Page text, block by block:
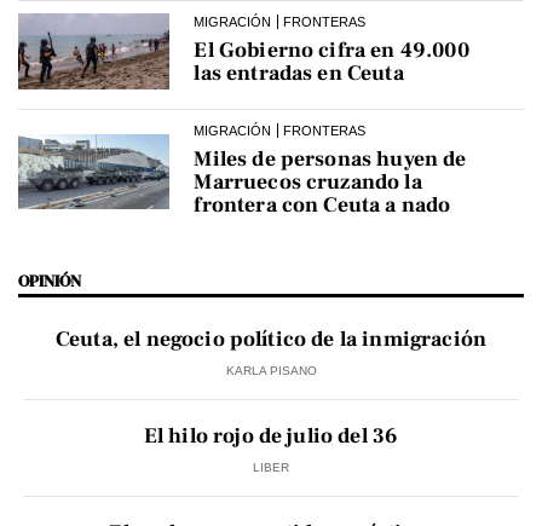
MIGRACIÓN FRONTERAS
El Gobierno cifra en 49.000
las entradas en Ceuta
MIGRACIÓN FRONTERAS
Miles de personas huyen de
Marruecos cruzando la
frontera con Ceuta a nado
OPINIÓN
Ceuta, el negocio político de la inmigración
KARLA PISANO
El hilo rojo de julio del 36
LIBER